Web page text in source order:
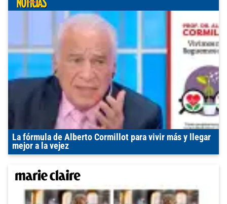
La fórmula de Alberto Cormillot para vivir más y llegar
mejor a la vejez